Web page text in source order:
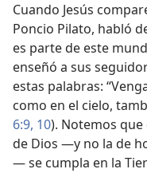
Cuando Jesús
Poncio Pilato, habló
es parte de este
enseñó a sus
estas palabras:
como en el cielo,
6:9, 10). Notemos
de Dios —y no la de
— se cumpla en la